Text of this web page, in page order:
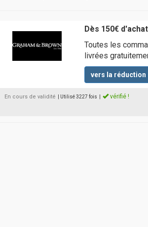
Dès 150€
Toutes les
livrées
vers la réduction
En cours de validité | Utilisé 3227 fois vérifié !